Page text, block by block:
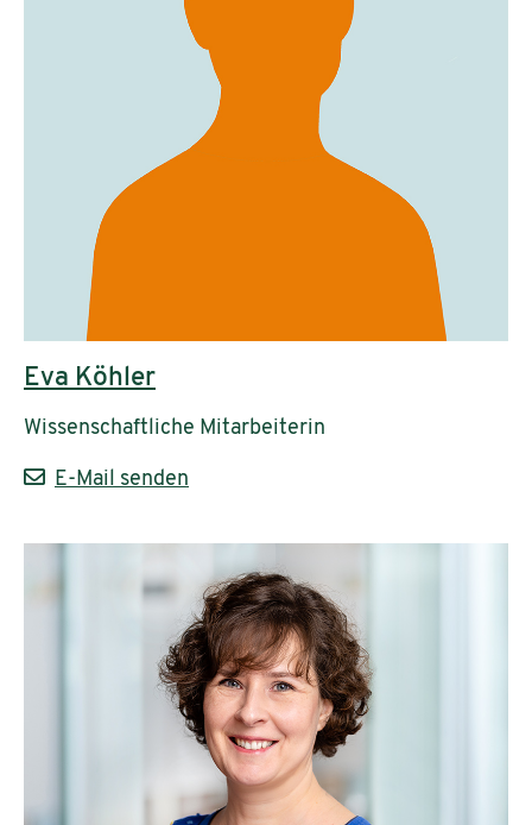
Eva Köhler
Wissenschaftliche Mitarbeiterin
E-Mail senden